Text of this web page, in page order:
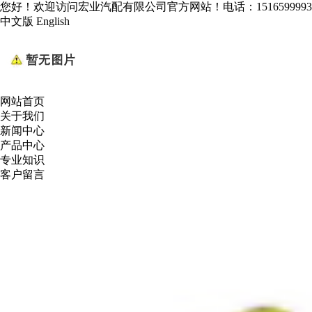
您好！欢迎访问宏业汽配有限公司官方网站！电话：
中文版 English
网站首页
关于我们
新闻中心
产品中心
专业知识
客户留言